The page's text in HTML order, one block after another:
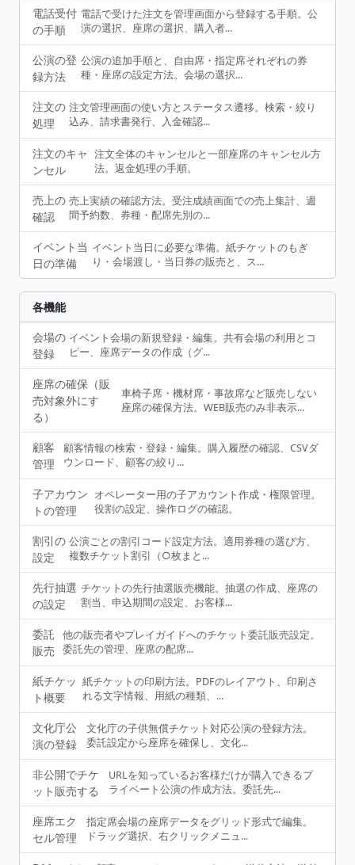
電話受付
の手順
電話で受けた注文を管理画面から登録する手順。公
演の選択、座席の選択、購入者...
公演の登
録方法
公演の追加手順と、自由席・指定席それぞれの券
種・座席の設定方法。会場の選択...
注文の
処理
注文管理画面の使い方とステータス遷移。検索・絞り
込み、請求書発行、入金確認...
注文のキャ
ンセル
注文全体のキャンセルと一部座席のキャンセル方
法。返金処理の手順。
売上の
確認
売上実績の確認方法。受注成績画面での売上集計、週
間予約数、券種・配席先別の...
イベント当
日の準備
イベント当日に必要な準備。紙チケットのもぎ
り・会場渡し・当日券の販売と、ス...
各機能
会場の
登録
イベント会場の新規登録・編集。共有会場の利用とコ
ピー、座席データの作成（グ...
座席の確保（販
売対象外にす
る）
車椅子席・機材席・事故席など販売しない
座席の確保方法。WEB販売のみ非表示...
顧客
管理
顧客情報の検索・登録・編集。購入履歴の確認、CSVダ
ウンロード、顧客の絞り...
子アカウン
トの管理
オペレーター用の子アカウント作成・権限管理。
役割の設定、操作ログの確認。
割引の
設定
公演ごとの割引コード設定方法。適用券種の選び方、
複数チケット割引（○枚まと...
先行抽選
の設定
チケットの先行抽選販売機能。抽選の作成、座席の
割当、申込期間の設定、お客様...
委託
販売
他の販売者やプレイガイドへのチケット委託販売設定。
委託先の管理、座席の配席...
紙チケッ
ト概要
紙チケットの印刷方法。PDFのレイアウト、印刷さ
れる文字情報、用紙の種類、...
文化庁公
演の登録
文化庁の子供無償チケット対応公演の登録方法。
委託設定から座席を確保し、文化...
非公開でチケ
ット販売する
URLを知っているお客様だけが購入できるプ
ライベート公演の作成方法。委託先...
座席エク
セル管理
指定席会場の座席データをグリッド形式で編集。
ドラッグ選択、右クリックメニュ...